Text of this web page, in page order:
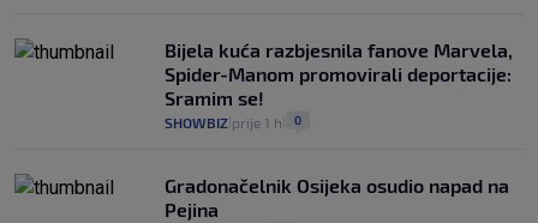
Bijela kuća razbjesnila fanove Marvela,
Spider-Manom promovirali deportacije:
Sramim se!
SHOWBIZ prije 1 h 0
Gradonačelnik Osijeka osudio napad na
Pejina